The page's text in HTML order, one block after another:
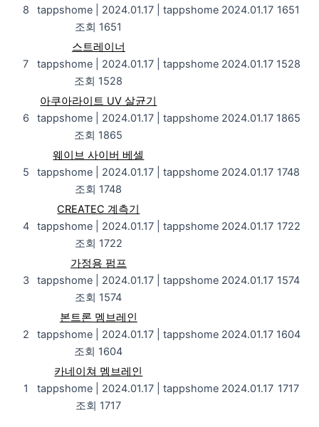
8
tappshome
2024.01.17
조회 1651
tappshome 2024.01.17 1651
7
스트레이너
tappshome
2024.01.17
조회 1528
tappshome 2024.01.17 1528
6
아쿠아라이트 UV 살균기
tappshome
2024.01.17
조회 1865
tappshome 2024.01.17 1865
5
웨이브 사이버 베셀
tappshome
2024.01.17
조회 1748
tappshome 2024.01.17 1748
4
CREATEC 계측기
tappshome
2024.01.17
조회 1722
tappshome 2024.01.17 1722
3
가정용 펌프
tappshome
2024.01.17
조회 1574
tappshome 2024.01.17 1574
2
본트론 멤브레인
tappshome
2024.01.17
조회 1604
tappshome 2024.01.17 1604
1
카네이쳐 멤브레인
tappshome
2024.01.17
조회 1717
tappshome 2024.01.17 1717